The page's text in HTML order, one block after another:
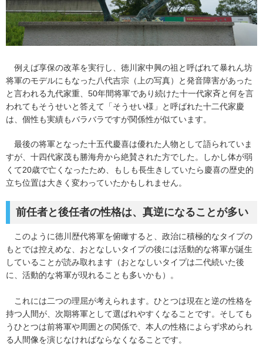
例えば享保の改革を実行し、徳川家中興の祖と呼ばれて暴れん坊
将軍のモデルにもなった八代吉宗（上の写真）と発音障害があった
と言われる九代家重、50年間将軍であり続けた十一代家斉と何を言
われてもそうせいと答えて「そうせい様」と呼ばれた十二代家慶
は、個性も実績もバラバラですが関係性が似ています。
最後の将軍となった十五代慶喜は優れた人物として語られていま
すが、十四代家茂も勝海舟から絶賛された方でした。しかし体が弱
くて20歳で亡くなったため、もしも長生きしていたら慶喜の歴史的
立ち位置は大きく変わっていたかもしれません。
前任者と後任者の性格は、真逆になることが多い
このように徳川歴代将軍を俯瞰すると、政治に積極的なタイプの
もとでは控えめな、おとなしいタイプの後には活動的な将軍が誕生
していることが読み取れます（おとなしいタイプは二代続いた後
に、活動的な将軍が現れることも多いかも）。
これには二つの理屈が考えられます。ひとつは現在と逆の性格を
持つ人間が、次期将軍として選ばれやすくなることです。そしても
うひとつは前将軍や周囲との関係で、本人の性格によらず求められ
る人間像を演じなければならなくなることです。